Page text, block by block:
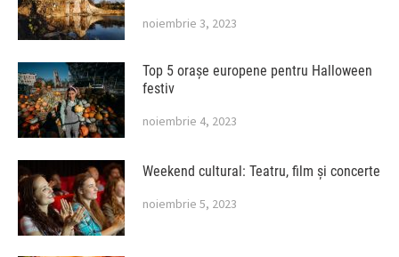
noiembrie 3, 2023
Top 5 orașe europene pentru Halloween
festiv
noiembrie 4, 2023
Weekend cultural: Teatru, film și concerte
noiembrie 5, 2023